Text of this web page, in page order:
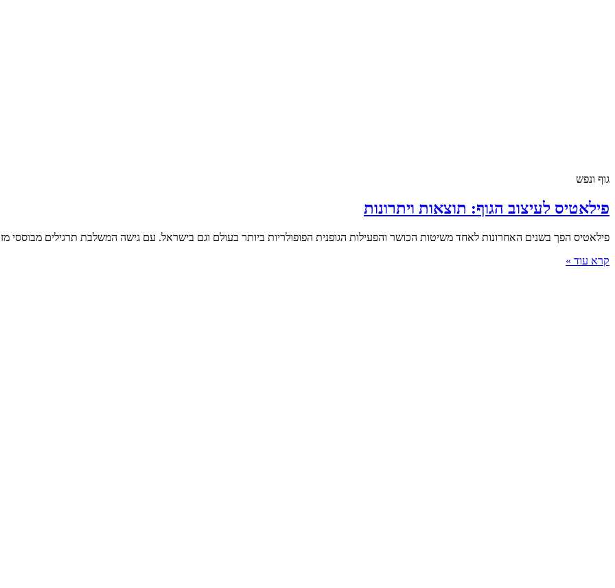
גוף ונפש
פילאטיס לעיצוב הגוף: תוצאות ויתרונות
פילאטיס הפך בשנים האחרונות לאחד משיטות הכושר והפעילות הגופנית הפופולריות ביותר בעולם וגם בישראל. עם גישה המשלבת תרגילים מבוססי
קרא עוד »